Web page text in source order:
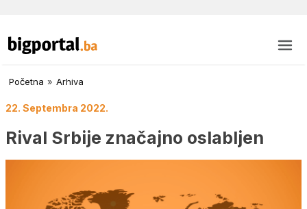
Početna » Arhiva
22. Septembra 2022.
Rival Srbije značajno oslabljen